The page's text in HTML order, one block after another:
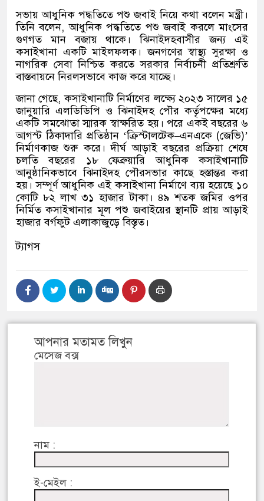
সভায় আধুনিক পদ্ধতিতে পশু জবাই নিয়ে কথা বলেন মন্ত্রী।
তিনি বলেন,আধুনিক পদ্ধতিতে পশু জবাই করলে মাংসের
গুণগত মান বজায় থাকে। ঝিনাইদহবাসীর জন্য এই
কসাইখানা একটি মাইলফলক। জনগণের স্বাস্থ্য সুরক্ষা ও
নাগরিক সেবা নিশ্চিত করতে সরকার নির্বাচনী প্রতিশ্রুতি
বাস্তবায়নে নিরলসভাবে কাজ করে যাচ্ছে।
জানা গেছে,কসাইখানাটি নির্মাণের লক্ষ্যে ২০২৩ সালের ১৫
জানুয়ারি এলডিডিপি ও ঝিনাইদহ পৌর কর্তৃপক্ষের মধ্যে
একটি সমঝোতা স্মারক স্বাক্ষরিত হয়। পরে একই বছরের ৬
আগস্ট ঠিকাদারি প্রতিষ্ঠান ‘ক্রিস্টালটেক–এনএকে (জেভি)’
নির্মাণকাজ শুরু করে। দীর্ঘ আড়াই বছরের প্রক্রিয়া শেষে
চলতি বছরের ১৮ ফেব্রুয়ারি আধুনিক কসাইখানাটি
আনুষ্ঠানিকভাবে ঝিনাইদহ পৌরসভার কাছে হস্তান্তর করা
হয়। সম্পূর্ণ আধুনিক এই কসাইখানা নির্মাণে ব্যয় হয়েছে ১০
কোটি ৮২ লাখ ৩১ হাজার টাকা। ৪৯ শতক জমির ওপর
নির্মিত কসাইখানার মূল পশু জবাইয়ের স্থানটি প্রায় আড়াই
হাজার বর্গফুট এলাকাজুড়ে বিস্তৃত।
ট্যাগস
আপনার মতামত লিখুন
মেসেজ বক্স
নাম :
ই-মেইল :